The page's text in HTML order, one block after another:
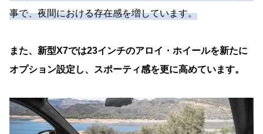
事で、夜間における存在感を増しています。
また、新型X7では23インチのアロイ・ホイールを新たに
オプション設定し、スポーティ感を更に高めています。